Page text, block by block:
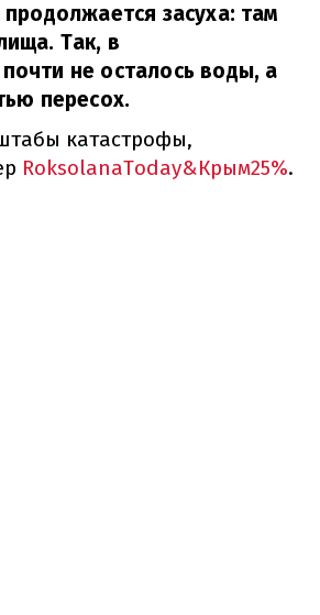
засуха: там
Так, в
не осталось воды, а
пересох.
катастрофы,
RoksolanaToday&Крым25%.